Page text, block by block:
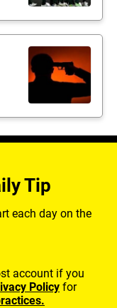
Tip
each day on the
account if you
Policy for